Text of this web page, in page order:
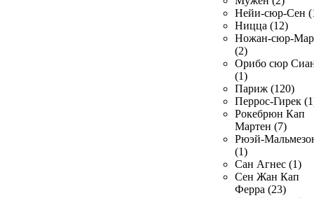
Нейи-сюр-Сен
Ницца (12)
Ножан-сюр-
(2)
Орибо сюр
(1)
Париж (120)
Перрос-Гирек
Рокебрюн Кап
Мартен (7)
Рюэй-
(1)
Сан Агнес (1)
Сен Жан Кап
Ферра (23)